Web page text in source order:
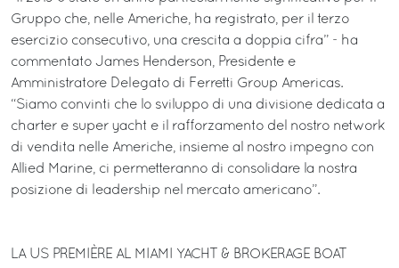
Gruppo che, nelle Americhe, ha registrato, per il terzo
esercizio consecutivo, una crescita a doppia cifra” - ha
commentato James Henderson, Presidente e
Amministratore Delegato di Ferretti Group Americas.
“Siamo convinti che lo sviluppo di una divisione dedicata a
charter e super yacht e il rafforzamento del nostro network
di vendita nelle Americhe, insieme al nostro impegno con
Allied Marine, ci permetteranno di consolidare la nostra
posizione di leadership nel mercato americano”.
LA US PREMIÈRE AL MIAMI YACHT & BROKERAGE BOAT